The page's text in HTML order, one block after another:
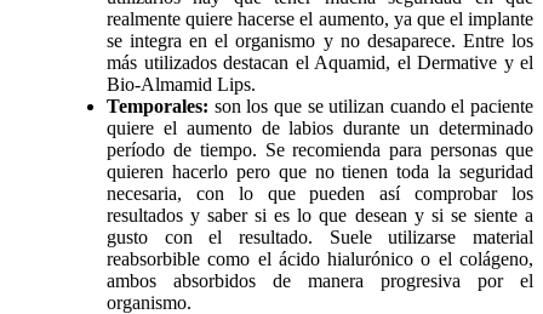
realmente quiere hacerse el aumento, ya que el implante
se integra en el organismo y no desaparece. Entre los
más utilizados destacan el Aquamid, el Dermative y el
Bio-Almamid Lips.
Temporales: son los que se utilizan cuando el paciente
quiere el aumento de labios durante un determinado
período de tiempo. Se recomienda para personas que
quieren hacerlo pero que no tienen toda la seguridad
necesaria, con lo que pueden así comprobar los
resultados y saber si es lo que desean y si se siente a
gusto con el resultado. Suele utilizarse material
reabsorbible como el ácido hialurónico o el colágeno,
ambos absorbidos de manera progresiva por el
organismo.